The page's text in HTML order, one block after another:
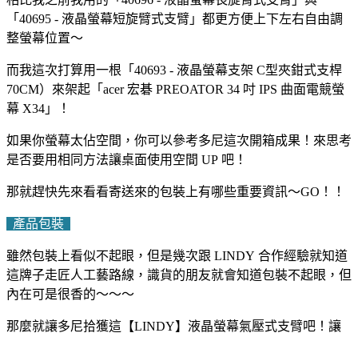
「40695 - 液晶螢幕短旋臂式支臂」都更方便上下左右自由調
整螢幕位置～
而我這次打算用一根「40693 - 液晶螢幕支架 C型夾鉗式支桿
70CM）來架起「acer 宏碁 PREOATOR 34 吋 IPS 曲面電競螢
幕 X34」！
如果你螢幕太佔空間，你可以參考多尼這次開箱成果！來思考
是否要用相同方法讓桌面使用空間 UP 吧！
那就趕快先來看看寄送來的包裝上有哪些重要資訊～GO！！
產品包裝
雖然包裝上看似不起眼，但是幾次跟 LINDY 合作經驗就知道
這牌子走匠人工藝路線，識貨的朋友就會知道包裝不起眼，但
內在可是很香的～～～
那麼就讓多尼拾獲這【LINDY】液晶螢幕氣壓式支臂吧！讓